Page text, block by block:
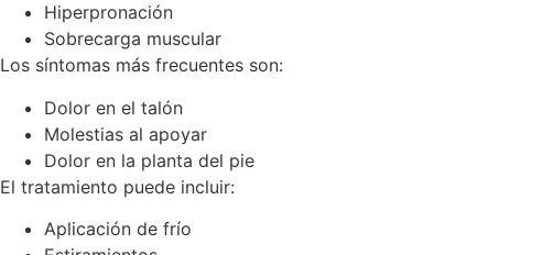
Hiperpronación
Sobrecarga muscular
Los síntomas más frecuentes son:
Dolor en el talón
Molestias al apoyar
Dolor en la planta del pie
El tratamiento puede incluir:
Aplicación de frío